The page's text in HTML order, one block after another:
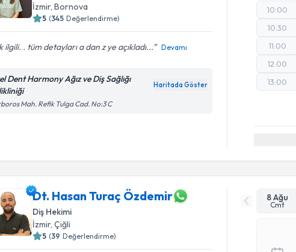
İzmir, Bornova
5 (345 Değerlendirme)
ilgili. . tüm detayları a dan z ye açıkladı... Devamı
Dent Harmony Ağız ve Diş Sağlığı
Haritada Göster
Mah. Refik Tulga Cad. No:3 C
10:00
10:30
11:00
12:00
13:00
Dt. Hasan Turaç Özdemir
Diş Hekimi
İzmir, Çiğli
5 (39 Değerlendirme)
8 Ağu
Cmt